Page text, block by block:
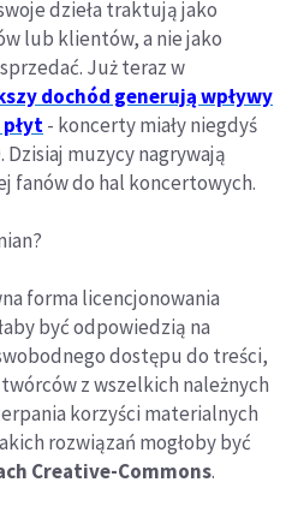
dzieła traktują jako
lub klientów, a nie jako
Już teraz w
dochód generują wpływy
- koncerty miały niegdyś
Dzisiaj muzycy nagrywają
fanów do hal koncertowych.
forma licencjonowania
być odpowiedzią na
dostępu do treści,
z wszelkich należnych
korzyści materialnych
rozwiązań mogłoby być
Creative-Commons.